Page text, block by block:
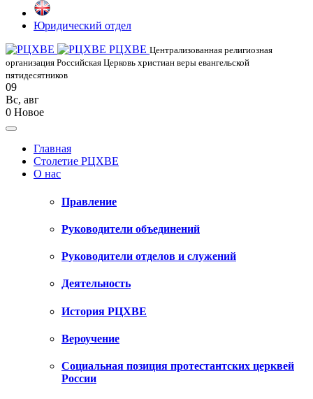
Юридический отдел
РЦХВЕ Централизованная религиозная
организация Российская Церковь христиан веры евангельской
пятидесятников
09
Вс, авг
0 Новое
Главная
Столетие РЦХВЕ
О нас
Правление
Руководители объединений
Руководители отделов и служений
Деятельность
История РЦХВЕ
Вероучение
Социальная позиция протестантских церквей
России